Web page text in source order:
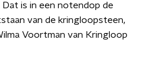
is in een notendop de
van de kringloopsteen,
Voortman van Kringloop